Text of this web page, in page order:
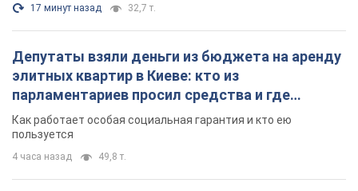
17 минут назад 32,7 т.
Депутаты взяли деньги из бюджета на аренду
элитных квартир в Киеве: кто из
парламентариев просил средства и где
поселился
Как работает особая социальная гарантия и кто ею
пользуется
4 часа назад 49,8 т.